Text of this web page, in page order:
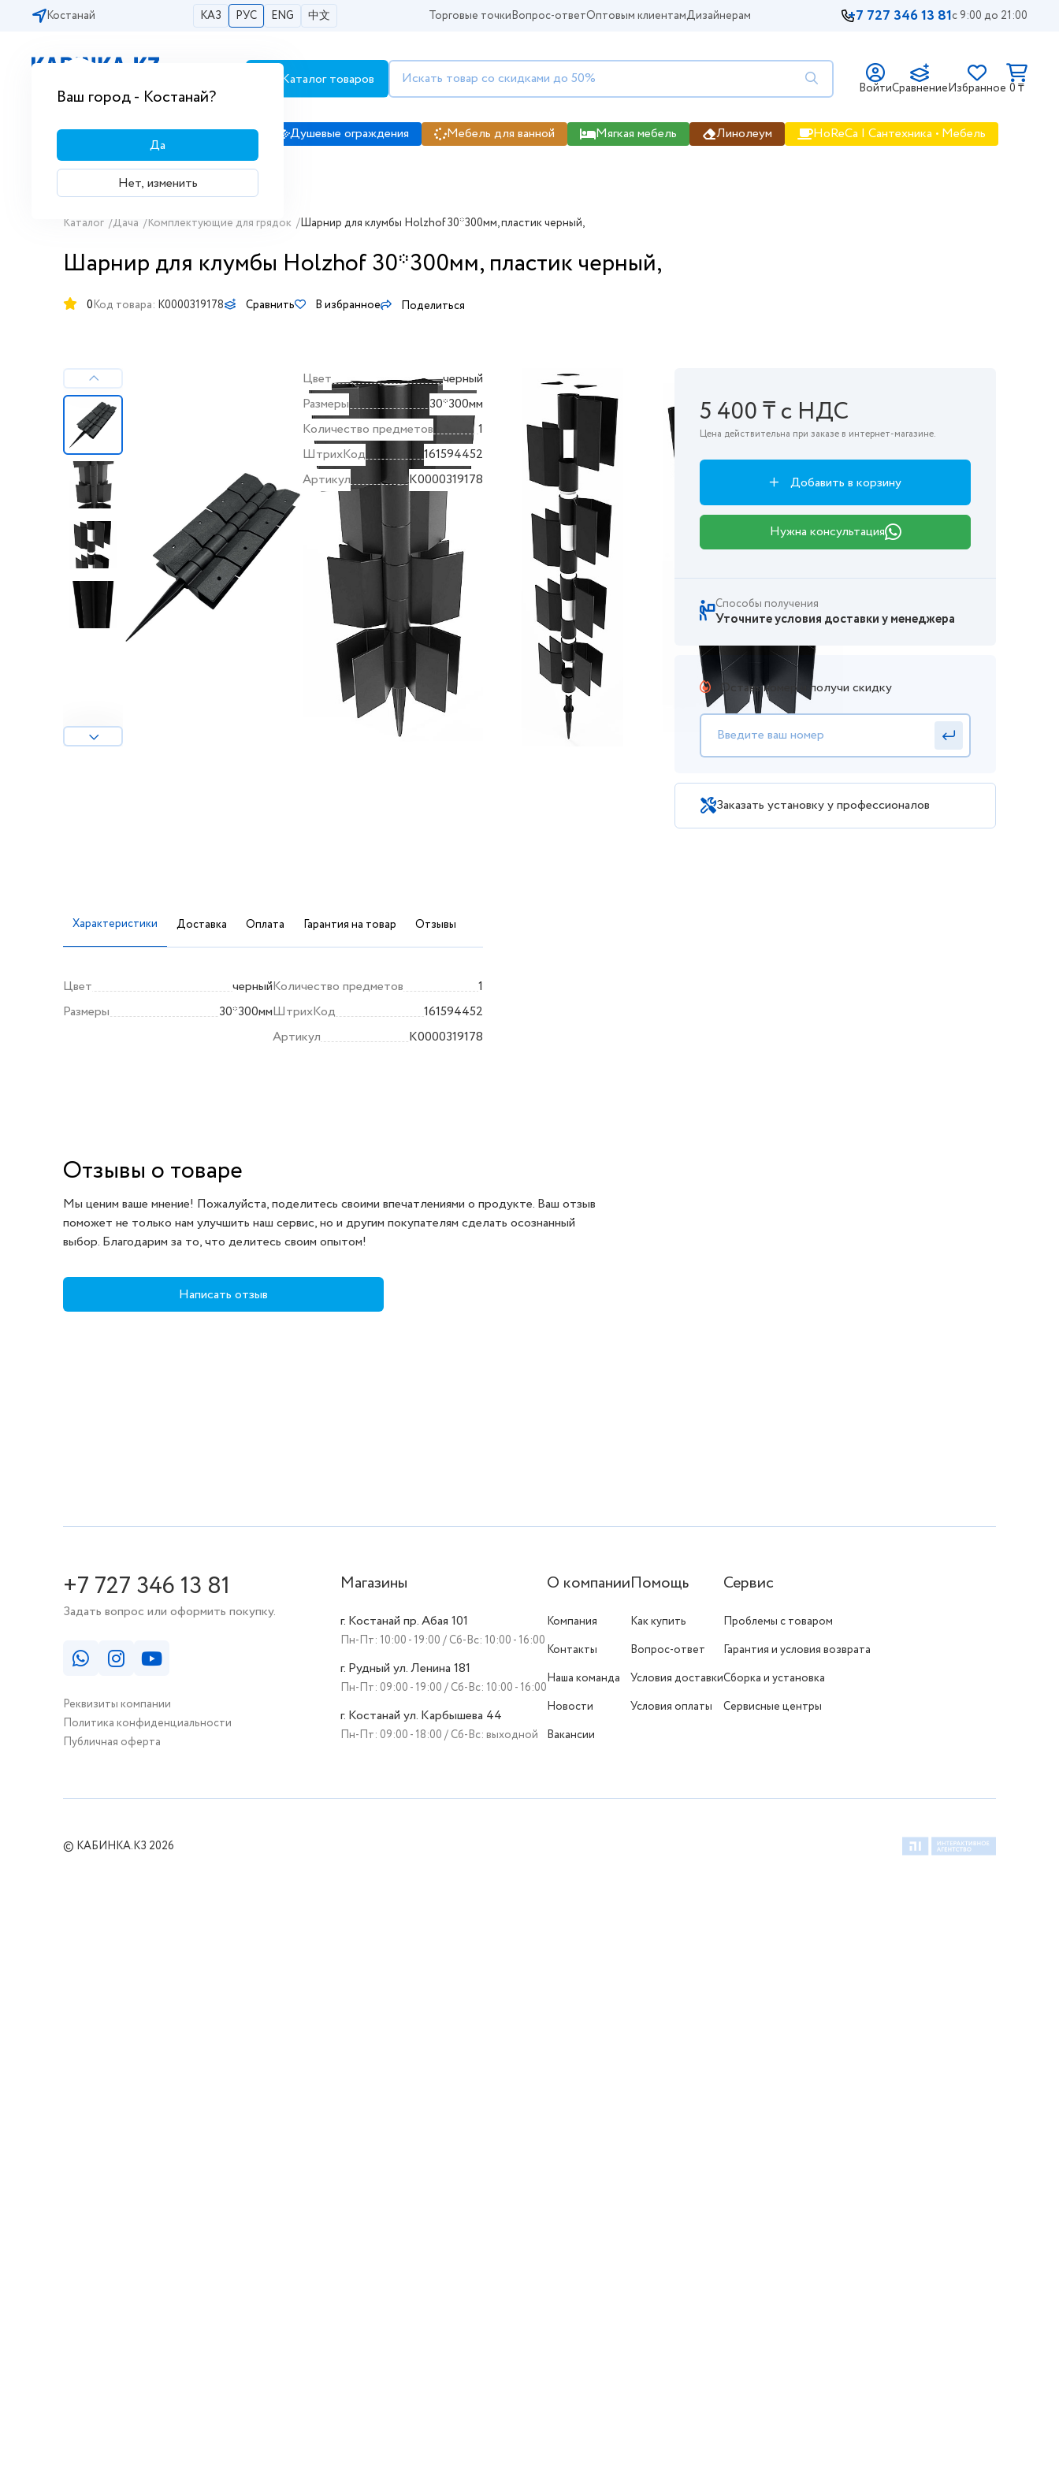
Костанай КАЗ РУС ENG 中文
Ваш город - Костанай?
Да
Нет, изменить
Торговые точкиВопрос-ответОптовым клиентамДизайнерам +7 727 346 13 81с 9:00 до 21:00
Бесплатная доставка по городам РК
Каталог товаров ВойтиСравнениеИзбранное 0 ₸
Сантехника Душевые кабины Душевые ограждения Мебель для ванной Мягкая мебель Линолеум HoReCa | Сантехника • Мебель
Каталог /Дача /Комплектующие для грядок /Шарнир для клумбы Holzhof 30*300мм, пластик черный,
Шарнир для клумбы Holzhof 30*300мм, пластик черный,
0Код товара: K0000319178 Сравнить В избранное Поделиться
Цвет
черный
Размеры
30*300мм
Количество предметов
1
ШтрихКод
161594452
Артикул
K0000319178
5 400 ₸ с НДС
Цена действительна при заказе в интернет-магазине.
Добавить в корзину
Нужна консультация
Способы получения
Уточните условия доставки у менеджера
Оставь номер и получи скидку
Заказать установку у профессионалов
Характеристики Доставка Оплата Гарантия на товар Отзывы
Цвет
черный
Размеры
30*300мм
Количество предметов
1
ШтрихКод
161594452
Артикул
K0000319178
Отзывы о товаре
Мы ценим ваше мнение! Пожалуйста, поделитесь своими впечатлениями о продукте. Ваш отзыв
поможет не только нам улучшить наш сервис, но и другим покупателям сделать осознанный
выбор. Благодарим за то, что делитесь своим опытом!
Написать отзыв
+7 727 346 13 81
Задать вопрос или оформить покупку.
Реквизиты компании
Политика конфиденциальности
Публичная оферта
Магазины
г. Костанай пр. Абая 101
Пн-Пт: 10:00 - 19:00 / Сб-Вс: 10:00 - 16:00
г. Рудный ул. Ленина 181
Пн-Пт: 09:00 - 19:00 / Сб-Вс: 10:00 - 16:00
г. Костанай ул. Карбышева 44
Пн-Пт: 09:00 - 18:00 / Сб-Вс: выходной
О компании
Компания
Контакты
Наша команда
Новости
Вакансии
Помощь
Как купить
Вопрос-ответ
Условия доставки
Условия оплаты
Сервис
Проблемы с товаром
Гарантия и условия возврата
Сборка и установка
Сервисные центры
© КАБИНКА.КЗ 2026